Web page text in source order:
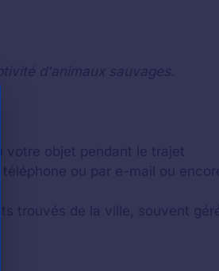
d'animaux sauvages.
votre objet pendant le trajet
ou par e-mail ou
trouvés de la ville, souvent